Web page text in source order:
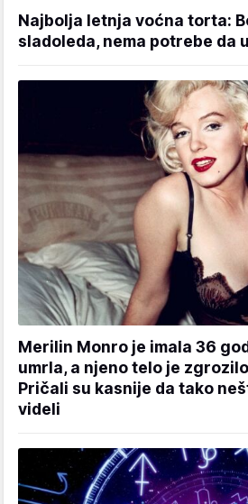
Najbolja letnja voćna torta:
sladoleda, nema potrebe da
Merilin Monro je imala 36
umrla, a njeno telo je
Pričali su kasnije da tako
videli